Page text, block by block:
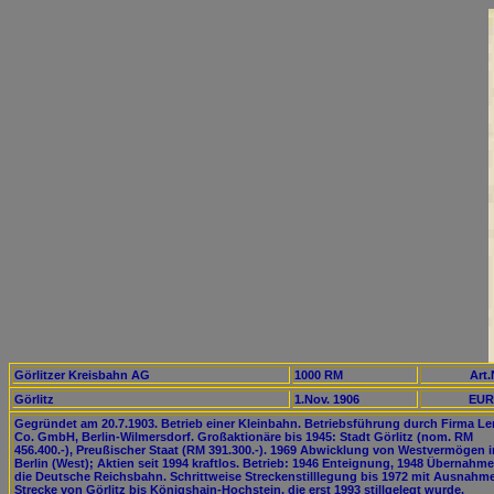
Görlitzer Kreisbahn AG 1000 RM
Görlitz
1.Nov. 1906
Gegründet am 20.7.1903. Betrieb einer Kleinbahn. Betriebsführung durch Firma
Co. GmbH, Berlin-Wilmersdorf. Großaktionäre bis 1945: Stadt Görlitz (nom. RM
456.400.-), Preußischer Staat (RM 391.300.-). 1969 Abwicklung von Westvermögen
Berlin (West); Aktien seit 1994 kraftlos. Betrieb: 1946 Enteignung, 1948
die Deutsche Reichsbahn. Schrittweise Streckenstilllegung bis 1972 mit
Strecke von Görlitz bis Königshain-Hochstein, die erst 1993 stillgelegt wurde.